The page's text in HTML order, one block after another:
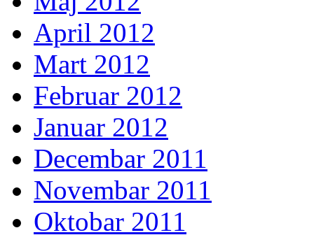
April 2012
Mart 2012
Februar 2012
Januar 2012
Decembar 2011
Novembar 2011
Oktobar 2011